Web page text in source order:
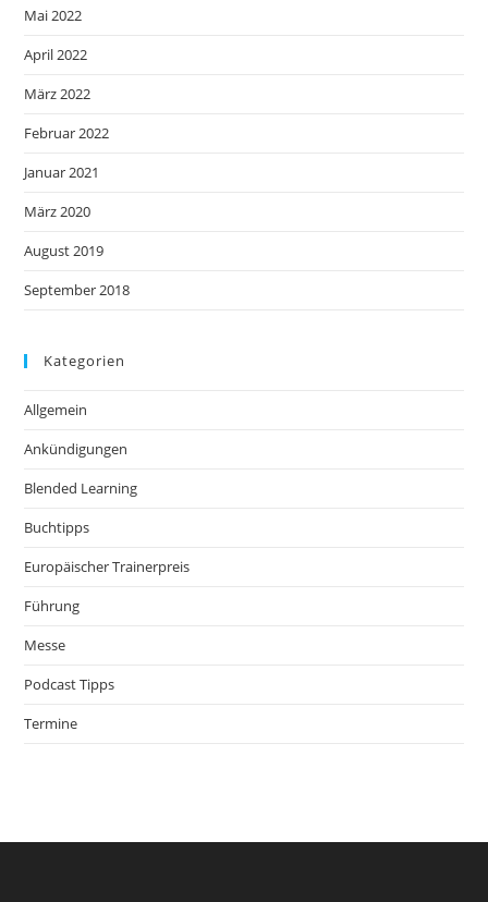
Mai 2022
April 2022
März 2022
Februar 2022
Januar 2021
März 2020
August 2019
September 2018
Kategorien
Allgemein
Ankündigungen
Blended Learning
Buchtipps
Europäischer Trainerpreis
Führung
Messe
Podcast Tipps
Termine